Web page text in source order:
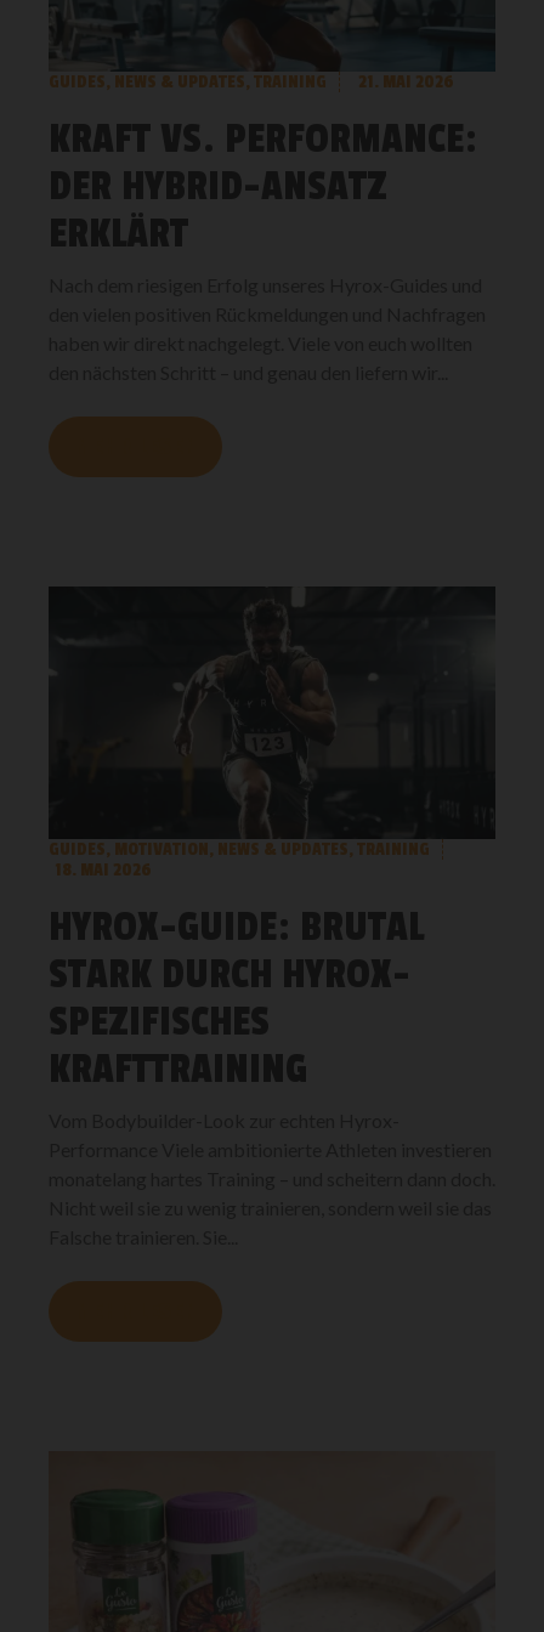
GUIDES, NEWS & UPDATES, TRAINING 21. MAI 2026
KRAFT VS. PERFORMANCE:
DER HYBRID-ANSATZ
ERKLÄRT
GUIDES, MOTIVATION, NEWS & UPDATES, TRAINING
18. MAI 2026
HYROX-GUIDE: BRUTAL
STARK DURCH HYROX-
SPEZIFISCHES
KRAFTTRAINING